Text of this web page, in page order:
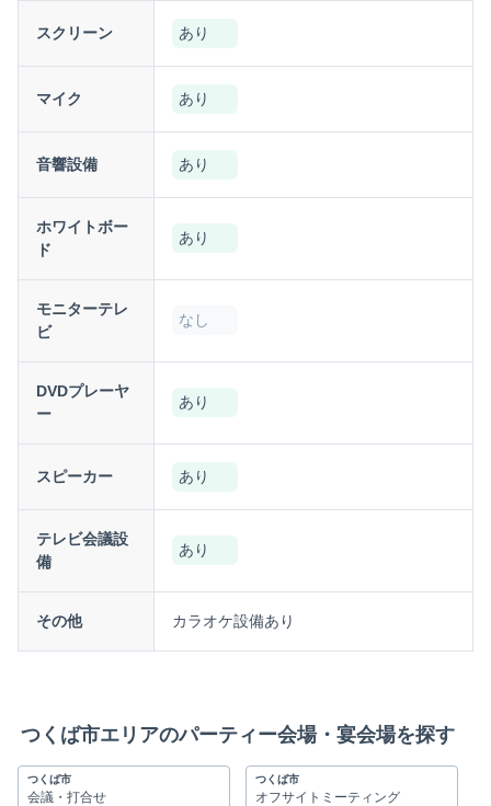
スクリーン あり
マイク あり
音響設備 あり
ホワイトボー
ド
あり
モニターテレ
ビ
なし
DVDプレーヤ
ー
あり
スピーカー あり
テレビ会議設
備
あり
その他 カラオケ設備あり
つくば市エリアのパーティー会場・宴会場を探す
つくば市
会議・打合せ
つくば市
オフサイトミーティング